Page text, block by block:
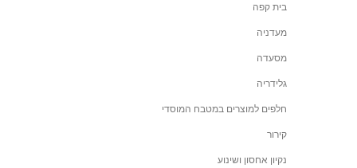
בית קפה
מעדניה
מסעדה
גלידריה
חלפים למוצרים במטבח המוסדי
קירור
נקיון אחסון ושינוע